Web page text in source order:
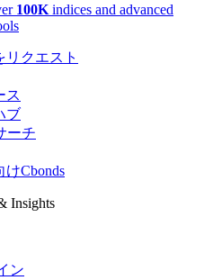
100K indices and advanced
リクエスト
ス
ブ
ーチ
けCbonds
Insights
ン